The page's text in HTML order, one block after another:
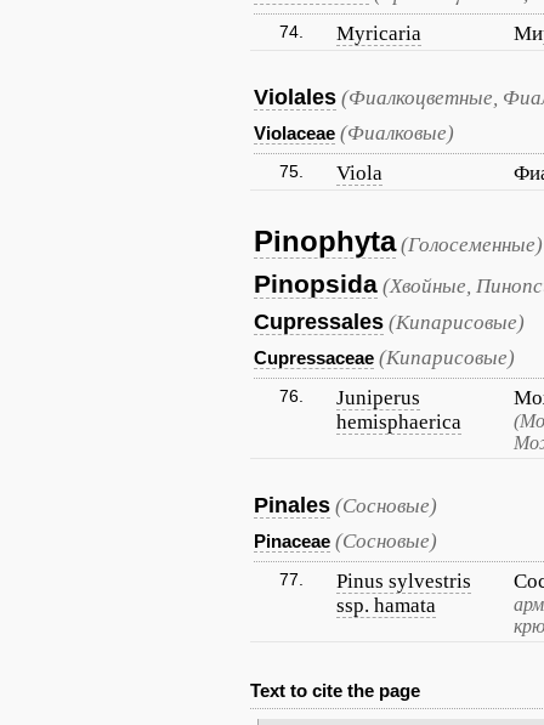
74. Myricaria
Violales (Фиалкоцветные,
Violaceae (Фиалковые)
75. Viola
Pinophyta (Голосеменные)
Pinopsida (Хвойные,
Cupressales (Кипарисовые)
Cupressaceae (Кипарисовые)
76.
Juniperus
hemisphaerica
Pinales (Сосновые)
Pinaceae (Сосновые)
77.
Pinus sylvestris
ssp. hamata
Text to cite the page